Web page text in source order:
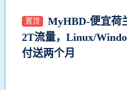
置顶
MyHBD-便宜荷
2T流量，Linux/
付送两个月